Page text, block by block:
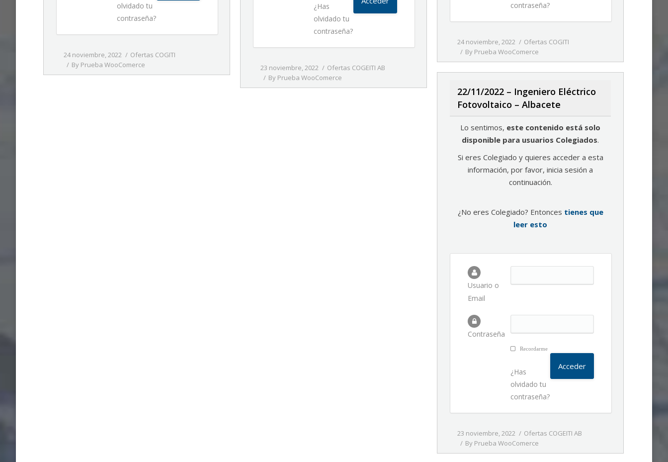
contraseña?
24 noviembre, 2022
Ofertas COGITI
By Prueba WooComerce
olvidado tu
contraseña?
24 noviembre, 2022
Ofertas COGITI
By Prueba WooComerce
¿Has
olvidado tu
contraseña?
23 noviembre, 2022
Ofertas COGEITI AB
By Prueba WooComerce
22/11/2022 – Ingeniero Eléctrico
Fotovoltaico – Albacete
Lo sentimos, este contenido está solo
disponible para usuarios Colegiados.
Si eres Colegiado y quieres acceder a esta
información, por favor, inicia sesión a
continuación.
¿No eres Colegiado? Entonces tienes que
leer esto
Usuario o
Email
Contraseña
Recordarme
¿Has
olvidado tu
contraseña?
23 noviembre, 2022
Ofertas COGEITI AB
By Prueba WooComerce